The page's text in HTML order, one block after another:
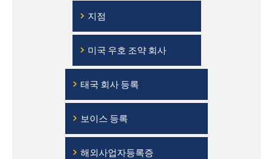
› 지점
› 미국 우호 조약 회사
› 태국 회사 등록
› 보이스 등록
› 해외사업자등록증